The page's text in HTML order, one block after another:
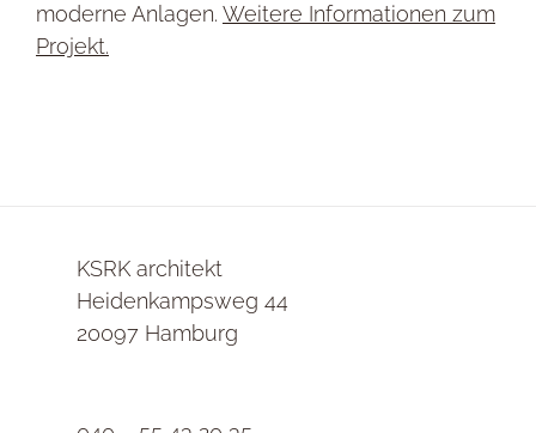
moderne Anlagen. Weitere Informationen zum
Projekt.
KSRK architekt
Heidenkampsweg 44
20097 Hamburg